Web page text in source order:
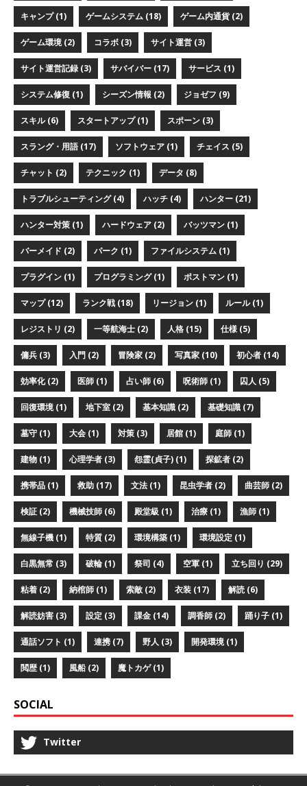
キャンプ (1) ゲームシステム (18) ゲーム内通貨 (2)
ゲーム環境 (2) コラボ (3) サイト運営 (3)
サイト運営記録 (3) サバイバー (17) サービス (1)
システム修復 (1) シーズン情報 (2) ジョゼフ (9)
スキル (6) スタートアップ (1) スポーン (3)
スラング・用語 (17) ソフトウェア (1) チェイス (5)
チャット (2) テクニック (1) データ (8)
トラブルシューティング (4) ハッチ (4) ハンター (21)
ハンター対策 (1) ハードウェア (2) バッツマン (1)
バーメイド (2) パーク (1) ファイルシステム (1)
プラグイン (1) プログラミング (1) ポストマン (1)
マップ (12) ランク戦 (18) リージョン (1) ルール (1)
レジストリ (2) 一等航海士 (2) 人格 (15) 仕様 (5)
傭兵 (3) 入門 (2) 冒険家 (2) 写真家 (10) 初心者 (14)
効率化 (2) 医師 (1) 占い師 (6) 呪術師 (1) 囚人 (5)
回復環境 (1) 地下室 (2) 基本知識 (2) 基礎知識 (7)
墓守 (1) 大会 (1) 対策 (3) 居館 (1) 庭師 (1)
建物 (1) 心理学者 (3) 怨霊(貞子) (1) 探鉱者 (2)
携帯品 (1) 救助 (17) 文法 (1) 昆虫学者 (2) 曲芸師 (2)
検証 (2) 機械技師 (6) 殿堂級 (1) 治療 (1) 漁師 (1)
無線子機 (1) 特質 (2) 環境構築 (1) 環境設定 (1)
白黒無常 (3) 破輪 (1) 祭司 (4) 空軍 (1) 立ち回り (29)
粘着 (2) 納棺師 (1) 索敵 (2) 衣装 (17) 解読 (6)
解読妨害 (3) 設定 (3) 課金 (14) 調香師 (2) 踊り子 (1)
通話ソフト (1) 連携 (7) 野人 (3) 開発環境 (1)
閲歴 (1) 風船 (2) 魔トカゲ (1)
SOCIAL
Twitter